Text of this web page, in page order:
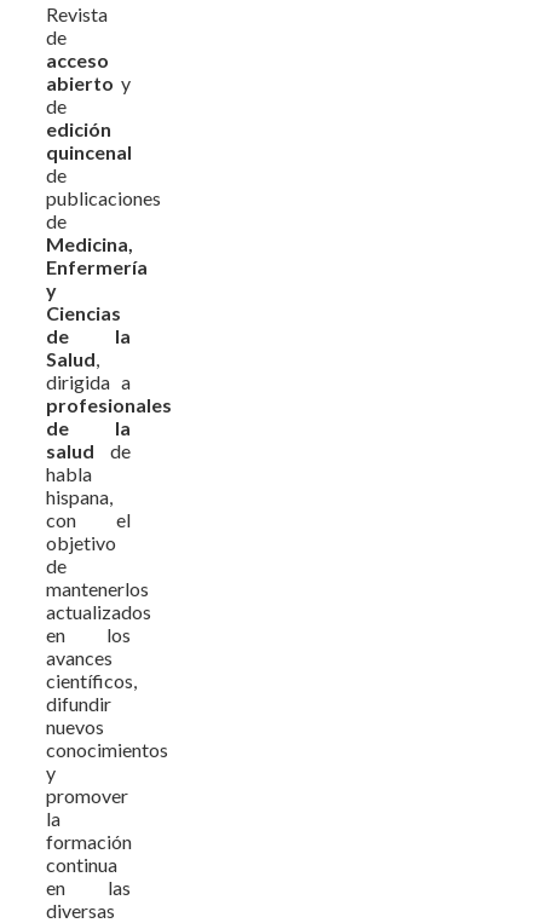
Revista
de
acceso
abierto y
de
edición
quincenal
de
publicaciones
de
Medicina,
Enfermería
y
Ciencias
de la
Salud
dirigida a
profesionales
de la
salud de
habla
hispana,
con el
objetivo
de
mantenerlos
actualizados
en los
avances
científicos,
difundir
nuevos
conocimientos
y
promover
la
formación
continua
en las
diversas